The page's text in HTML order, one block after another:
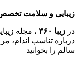
زیبایی و سلامت
در زیبا ۳۶۰
، مجله
درباره تناسب اندام،
سالم را بخوانید